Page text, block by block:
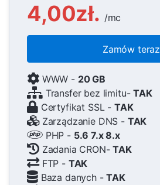
4,00zł. /mc
Zamów teraz
WWW - 20 GB
Transfer bez limitu-TAK
Certyfikat SSL - TAK
Zarządzanie DNS - TAK
PHP - 5.6 7.x 8.x
Zadania CRON-TAK
FTP - TAK
Baza danych -TAK